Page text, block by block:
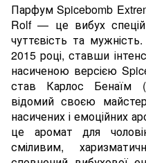
Парфум Spicebomb
Rolf — це вибух
чуттєвість та
2015 році, ставши
насиченою версією
став Карлос Бенаїм
відомий своєю
насичених і емоційних
це аромат для
сміливим,